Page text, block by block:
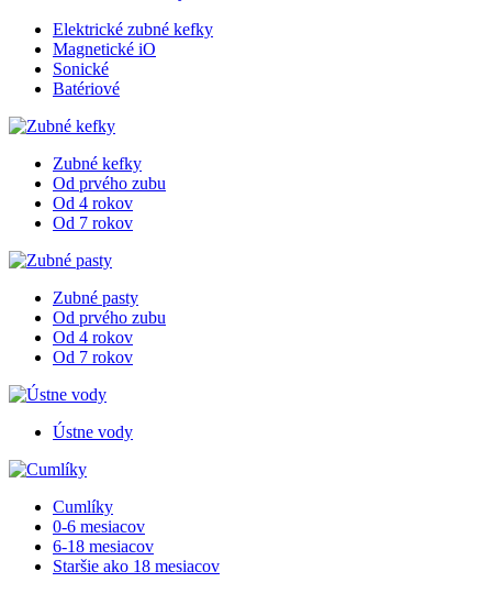
Elektrické zubné kefky
Magnetické iO
Sonické
Batériové
Zubné kefky
Od prvého zubu
Od 4 rokov
Od 7 rokov
Zubné pasty
Od prvého zubu
Od 4 rokov
Od 7 rokov
Ústne vody
Cumlíky
0-6 mesiacov
6-18 mesiacov
Staršie ako 18 mesiacov